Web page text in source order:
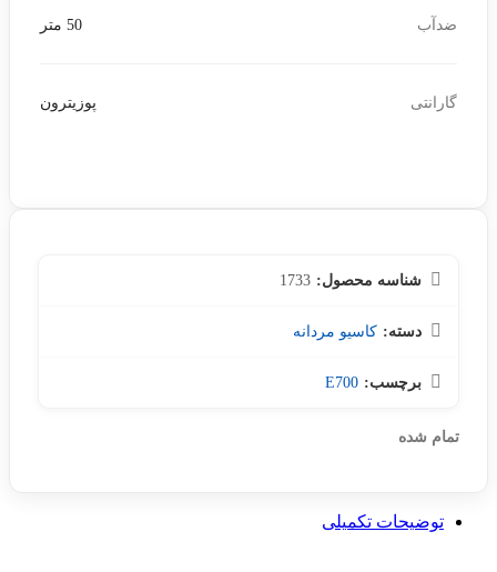
ضدآب 50 متر
گارانتی پوزیترون
شناسه محصول: 1733
دسته: کاسیو مردانه
برچسب: E700
تمام شده
توضیحات تکمیلی